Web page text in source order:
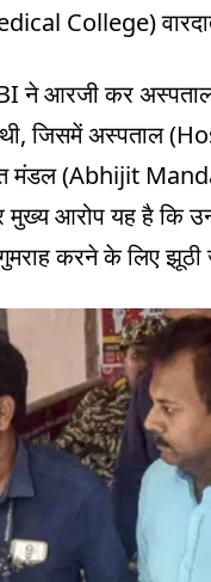
College)
ने आरजी कर
जिसमें अस्पताल
मंडल (Abhijit
आरोप यह है कि
करने के लिए झूठी